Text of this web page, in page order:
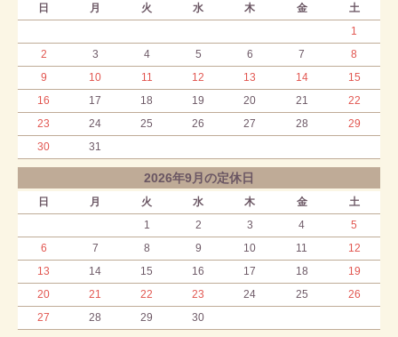
日 月 火 水 木 金
土
1
2
3 4 5 6 7
8
9
10 11 12 13 14
15
16
17 18 19 20 21
22
23
24 25 26 27 28
29
30
31
2026年9月の定休日
日 月 火 水 木 金
土
1
2 3 4
5
6
7 8 9 10 11
12
13
14 15 16 17 18
19
20
21 22 23 24 25
26
27
28 29 30